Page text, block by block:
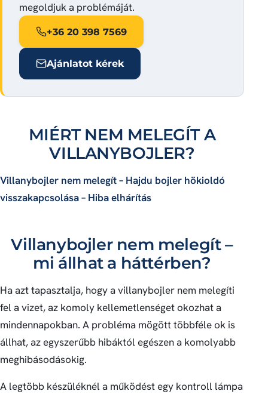
megoldjuk a problémáját.
+36 20 398 7569
Ajánlatot kérek
MIÉRT NEM MELEGÍT A
VILLANYBOJLER?
Villanybojler nem melegít – Hajdu bojler hökioldó
visszakapcsolása – Hiba elhárítás
Villanybojler nem melegít –
mi állhat a háttérben?
Ha azt tapasztalja, hogy a villanybojler nem melegíti
fel a vizet, az komoly kellemetlenséget okozhat a
mindennapokban. A probléma mögött többféle ok is
állhat, az egyszerűbb hibáktól egészen a komolyabb
meghibásodásokig.
A legtöbb készüléknél a működést egy kontroll lámpa